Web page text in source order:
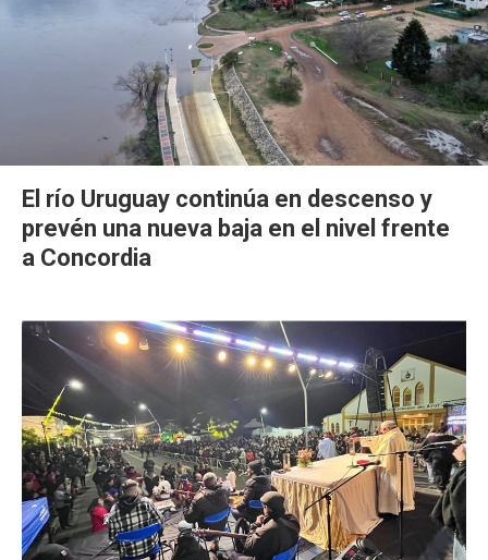
El río Uruguay continúa en descenso y
prevén una nueva baja en el nivel frente
a Concordia